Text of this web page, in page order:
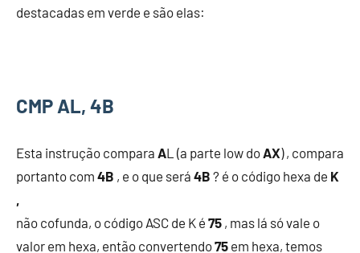
destacadas em verde e são elas:
CMP AL, 4B
Esta instrução compara AL (a parte low doAX) , compara
portanto com 4B , e o que será 4B ? é o código hexa de K
,
não cofunda, o código ASC de K é 75 , mas lá só vale o
valor em hexa, então convertendo75 em hexa, temos